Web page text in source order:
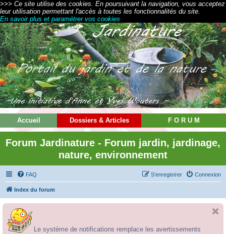
>>> Ce site utilise des cookies. En poursuivant la navigation, vous acceptez
leur utilisation permettant l'accès à toutes les fonctionnalités du site.
En savoir plus et paramétrer vos cookies
Accueil Dossiers & Articles F O R U M
Forum Jardinature - Forum jardin, jardinage,
nature, environnement
FAQ Connexion
S’enregistrer
Index du forum
Le système de notifications remplace les avertissements